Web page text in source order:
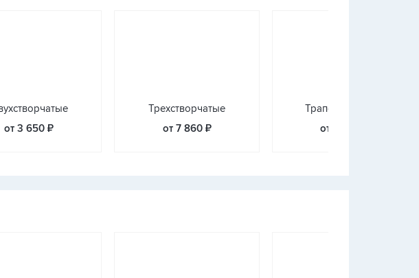
от 3 650 ₽
Трехстворчатые
от 7 860 ₽
Трапециевидные
от 2 090 ₽